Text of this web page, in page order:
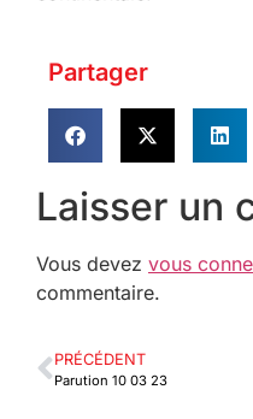
Partager
Laisser un
Vous devez vous
commentaire.
PRÉCÉDENT
Parution 10 03 23